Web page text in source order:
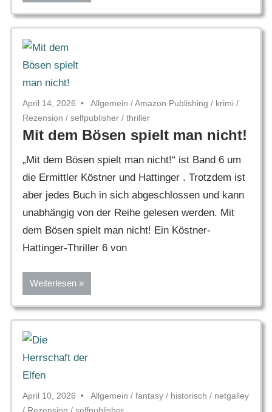
April 14, 2026 Allgemein /Amazon Publishing / krimi /
Rezension / selfpublisher / thriller
Mit dem Bösen spielt man nicht!
„Mit dem Bösen spielt man nicht!“ ist Band 6 um
die Ermittler Köstner und Hattinger . Trotzdem ist
aber jedes Buch in sich abgeschlossen und kann
unabhängig von der Reihe gelesen werden. Mit
dem Bösen spielt man nicht! Ein Köstner-
Hattinger-Thriller 6 von
Weiterlesen
April 10, 2026 Allgemein / fantasy / historisch / netgalley